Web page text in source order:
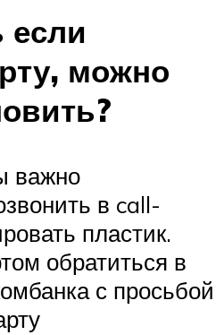
если
можно
важно
в call-
пластик.
обратиться в
с просьбой